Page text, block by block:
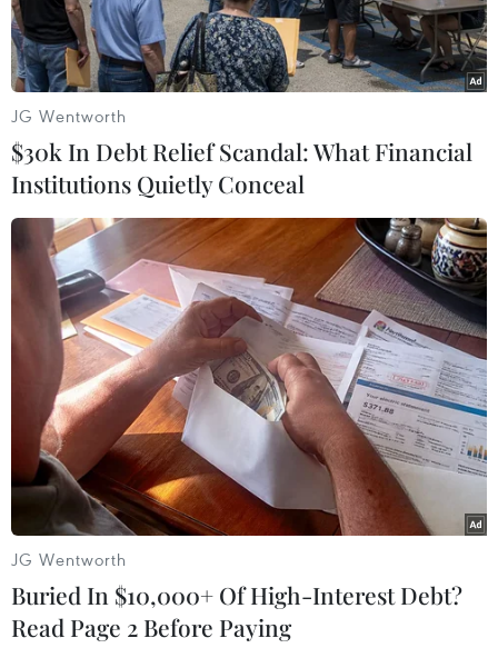
Bị cáo Trần Xuân Yến (nguyên Phó Giám đốc Sở Giáo dục và
Đào tạo tỉnh Sơn La) tại phiên tòa ngày 24/5. (Ảnh: Hữu
Quyết/TTXVN)
Thông tin ngày 25/6 từ Tòa án nhân dân tỉnh
Sơn La cho biết 5 trong tổng số 12 bị cáo thuộc
vụ án gian lận điểm tại Kỳ thi Trung học phổ
thông quốc gia năm 2018 tại tỉnh này đã kháng
cáo bản án sơ thẩm.
Ngày 29/5, Tòa án nhân dân tỉnh Sơn La đã xét
xử Trần Xuân Yến, nguyên Phó Giám đốc Sở
Giáo dục và Đào tạo tỉnh Sơn La, và đồng phạm
JG Wentworth
$30k In Debt Relief Scandal: What Financial
Institutions Quietly Conceal
JG Wentworth
Buried In $10,000+ Of High-Interest Debt?
Read Page 2 Before Paying